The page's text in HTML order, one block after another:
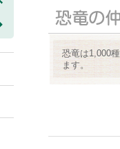
恐竜は1,000
ます。